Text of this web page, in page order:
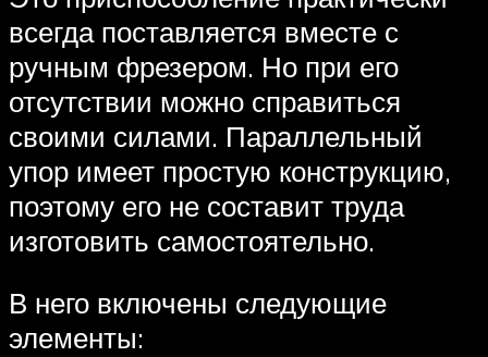
всегда поставляется вместе с
ручным фрезером. Но при его
отсутствии можно справиться
своими силами. Параллельный
упор имеет простую конструкцию,
поэтому его не составит труда
изготовить самостоятельно.
В него включены следующие
элементы: